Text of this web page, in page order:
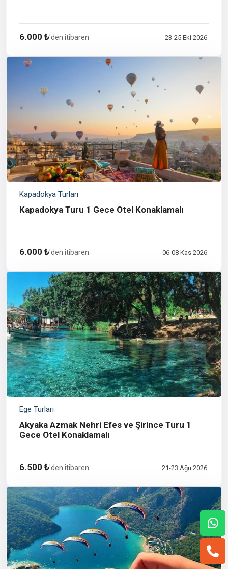
6.000 ₺'den itibaren 23-25 Eki 2026
Kapadokya Turları
Kapadokya Turu 1 Gece Otel Konaklamalı
6.000 ₺'den itibaren 06-08 Kas 2026
Ege Turları
Akyaka Azmak Nehri Efes ve Şirince Turu 1
Gece Otel Konaklamalı
6.500 ₺'den itibaren 21-23 Ağu 2026